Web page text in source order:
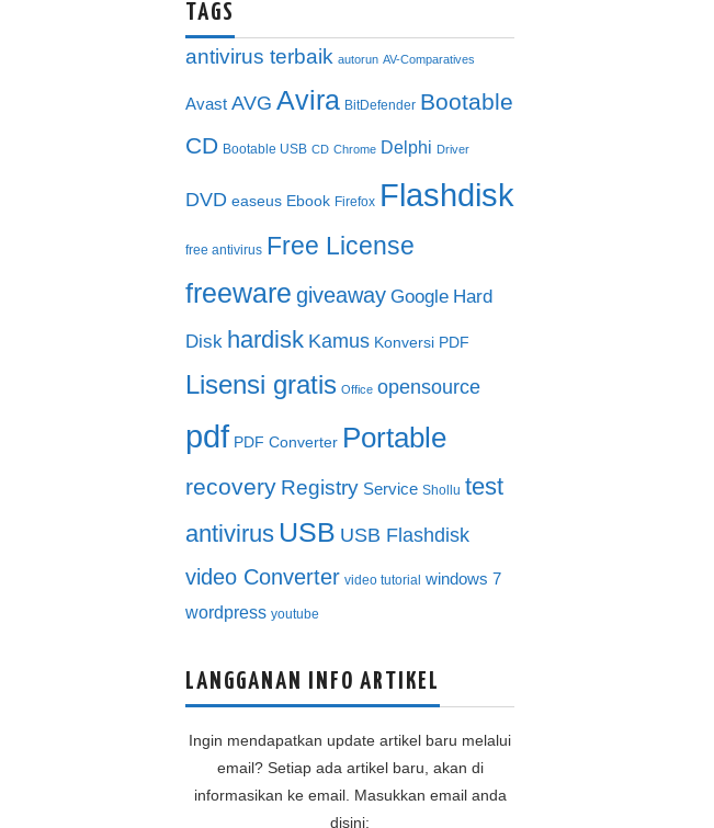
TAGS
antivirus terbaik autorun AV-Comparatives
Avast AVG Avira BitDefender Bootable
CD Bootable USB CD Chrome Delphi Driver
DVD easeus Ebook Firefox Flashdisk
free antivirus Free License
freeware giveaway Google Hard
Disk hardisk Kamus Konversi PDF
Lisensi gratis Office opensource
pdf PDF Converter Portable
recovery Registry Service Shollu test
antivirus USB USB Flashdisk
video Converter video tutorial windows 7
wordpress youtube
LANGGANAN INFO ARTIKEL
Ingin mendapatkan update artikel baru melalui
email? Setiap ada artikel baru, akan di
informasikan ke email. Masukkan email anda
disini: